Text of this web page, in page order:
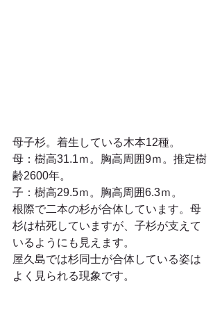
母子杉。着生している木本12種。
母：樹高31.1ｍ。胸高周囲9ｍ。推定樹
齢2600年。
子：樹高29.5ｍ。胸高周囲6.3ｍ。
根際で二本の杉が合体しています。母
杉は枯死していますが、子杉が支えて
いるようにも見えます。
屋久島では杉同士が合体している姿は
よく見られる現象です。